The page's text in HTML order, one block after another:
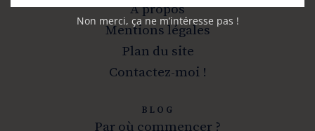
A propos
Mentions légales
Plan du site
Contactez-moi !
BLOG
Par où commencer ?
Non merci, ça ne m’intéresse pas !